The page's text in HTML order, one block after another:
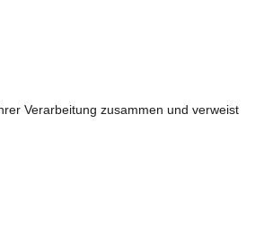
Verarbeitung zusammen und verweist